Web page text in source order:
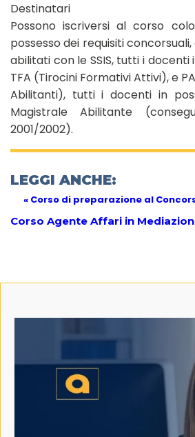
Destinatari
Possono iscriversi al corso
possesso dei requisiti
abilitati con le SSIS, tutti i docenti
TFA (Tirocini Formativi Attivi), e
Abilitanti), tutti i docenti in
Magistrale Abilitante
2001/2002).
LEGGI ANCHE:
« Corso di preparazione al
Corso Agente Affari in